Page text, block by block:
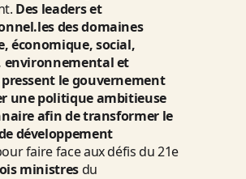
Des leaders et
des domaines
économique, social,
environnemental et
le gouvernement
une politique ambitieuse
afin de transformer le
développement
faire face aux défis du 21e
ministresdu